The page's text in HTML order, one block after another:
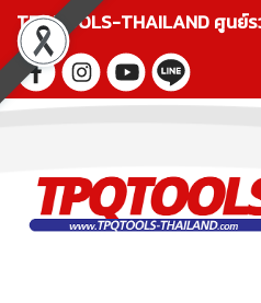
TPQTOOLS-THAILAND ศูน